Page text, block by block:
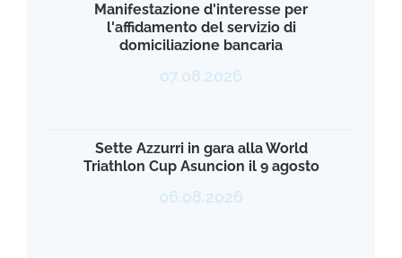
Manifestazione d'interesse per
l'affidamento del servizio di
domiciliazione bancaria
07.08.2026
Sette Azzurri in gara alla World
Triathlon Cup Asuncion il 9 agosto
06.08.2026